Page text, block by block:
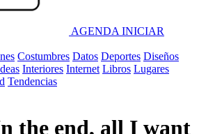
AGENDA INICIAR
Costumbres Datos Deportes Diseños
Interiores Internet Libros Lugares
Tendencias
the end, all I want